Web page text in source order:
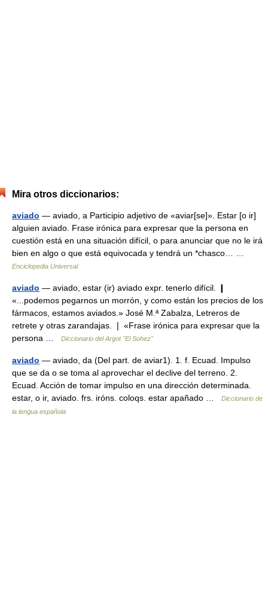
Mira otros diccionarios:
aviado — aviado, a Participio adjetivo de «aviar[se]». Estar [o ir]
alguien aviado. Frase irónica para expresar que la persona en
cuestión está en una situación difícil, o para anunciar que no le irá
bien en algo o que está equivocada y tendrá un *chasco… …
Enciclopedia Universal
aviado — aviado, estar (ir) aviado expr. tenerlo difícil. ❙
«...podemos pegarnos un morrón, y como están los precios de los
fármacos, estamos aviados.» José M.ª Zabalza, Letreros de
retrete y otras zarandajas. ❘ «Frase irónica para expresar que la
persona …
Diccionario del Argot "El Sohez"
aviado — aviado, da (Del part. de aviar1). 1. f. Ecuad. Impulso
que se da o se toma al aprovechar el declive del terreno. 2.
Ecuad. Acción de tomar impulso en una dirección determinada.
estar, o ir, aviado. frs. iróns. coloqs. estar apañado …
Diccionario de
la lengua española